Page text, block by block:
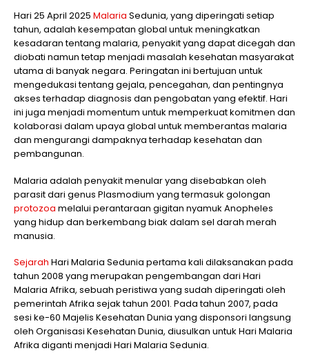
Hari 25 April 2025 Malaria Sedunia, yang diperingati setiap
tahun, adalah kesempatan global untuk meningkatkan
kesadaran tentang malaria, penyakit yang dapat dicegah dan
diobati namun tetap menjadi masalah kesehatan masyarakat
utama di banyak negara. Peringatan ini bertujuan untuk
mengedukasi tentang gejala, pencegahan, dan pentingnya
akses terhadap diagnosis dan pengobatan yang efektif. Hari
ini juga menjadi momentum untuk memperkuat komitmen dan
kolaborasi dalam upaya global untuk memberantas malaria
dan mengurangi dampaknya terhadap kesehatan dan
pembangunan.
Malaria adalah penyakit menular yang disebabkan oleh
parasit dari genus Plasmodium yang termasuk golongan
protozoa melalui perantaraan gigitan nyamuk Anopheles
yang hidup dan berkembang biak dalam sel darah merah
manusia.
Sejarah Hari Malaria Sedunia pertama kali dilaksanakan pada
tahun 2008 yang merupakan pengembangan dari Hari
Malaria Afrika, sebuah peristiwa yang sudah diperingati oleh
pemerintah Afrika sejak tahun 2001. Pada tahun 2007, pada
sesi ke-60 Majelis Kesehatan Dunia yang disponsori langsung
oleh Organisasi Kesehatan Dunia, diusulkan untuk Hari Malaria
Afrika diganti menjadi Hari Malaria Sedunia.